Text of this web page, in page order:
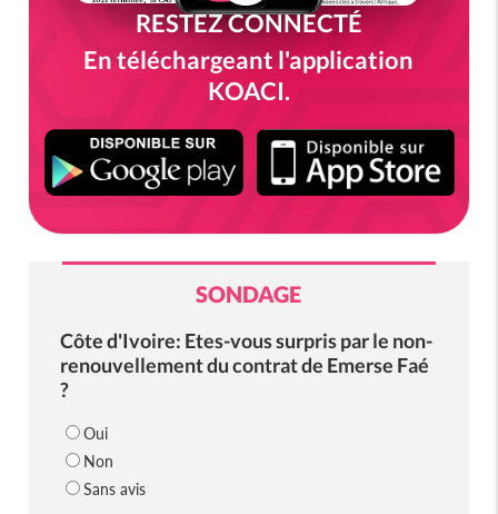
RESTEZ CONNECTÉ
En téléchargeant l'application
KOACI.
SONDAGE
Côte d'Ivoire: Etes-vous surpris par le non-
renouvellement du contrat de Emerse Faé
?
Oui
Non
Sans avis